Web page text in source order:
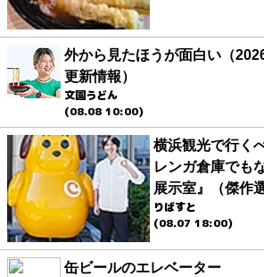
外から見たほうが面白い（
更新情報）
文園うどん
(08.08 10:00)
横浜観光で行く
レンガ倉庫でも
展示室』（傑作選
りばすと
(08.07 18:00)
缶ビールのエレベーター